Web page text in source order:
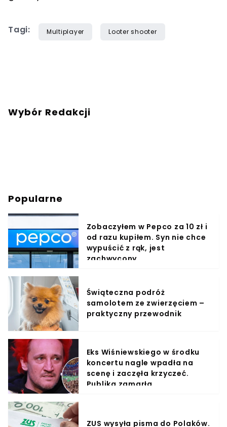
Tagi: Multiplayer Looter shooter
Wybór Redakcji
Popularne
Zobaczyłem w Pepco za 10 zł i
od razu kupiłem. Syn nie chce
wypuścić z rąk, jest
zachwycony
Świąteczna podróż
samolotem ze zwierzęciem –
praktyczny przewodnik
Eks Wiśniewskiego w środku
koncertu nagle wpadła na
scenę i zaczęła krzyczeć.
Publika zamarła
ZUS wysyła pisma do Polaków.